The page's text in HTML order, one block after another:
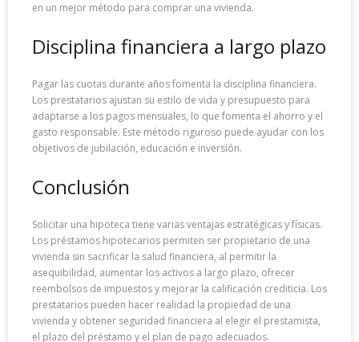
en un mejor método para comprar una vivienda.
Disciplina financiera a largo plazo
Pagar las cuotas durante años fomenta la disciplina financiera.
Los prestatarios ajustan su estilo de vida y presupuesto para
adaptarse a los pagos mensuales, lo que fomenta el ahorro y el
gasto responsable. Este método riguroso puede ayudar con los
objetivos de jubilación, educación e inversión.
Conclusión
Solicitar una hipoteca tiene varias ventajas estratégicas y físicas.
Los préstamos hipotecarios permiten ser propietario de una
vivienda sin sacrificar la salud financiera, al permitir la
asequibilidad, aumentar los activos a largo plazo, ofrecer
reembolsos de impuestos y mejorar la calificación crediticia. Los
prestatarios pueden hacer realidad la propiedad de una
vivienda y obtener seguridad financiera al elegir el prestamista,
el plazo del préstamo y el plan de pago adecuados.